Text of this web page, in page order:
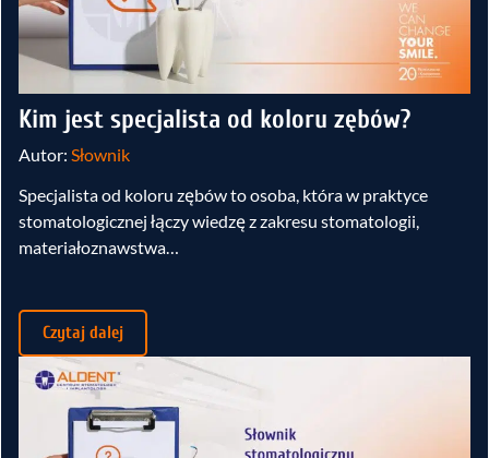
Kim jest specjalista od koloru zębów?
Autor: Słownik
Specjalista od koloru zębów to osoba, która w praktyce
stomatologicznej łączy wiedzę z zakresu stomatologii,
materiałoznawstwa…
Czytaj dalej